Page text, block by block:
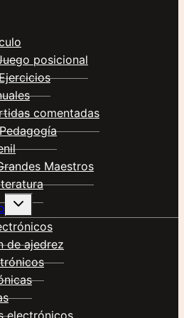
posicional
comentadas
Maestros
Alternar
menú
hijo
de ajedrez
electrónicos